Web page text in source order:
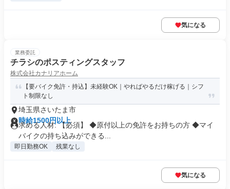
気になる
業務委託
チラシのポスティングスタッフ
株式会社カナリアホーム
【要バイク免許・持込】未経験OK｜やればやるだけ稼げる｜シフ
ト制限なし
埼玉県さいたま市
時給1500円以上
求める人材: 【必須】 ◆原付以上の免許をお持ちの方 ◆マイ
バイクの持ち込みができる...
即日勤務OK 残業なし
気になる